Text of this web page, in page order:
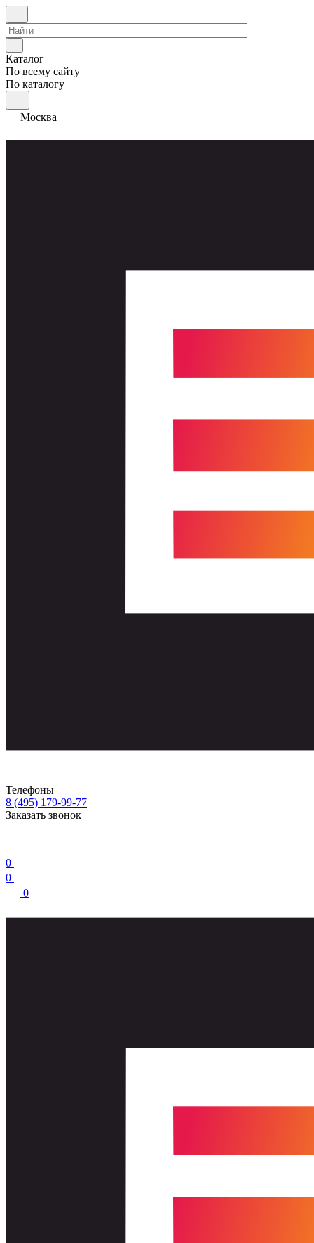
Каталог
По всему сайту
По каталогу
Москва
Телефоны
8 (495) 179-99-77
Заказать звонок
0
0
0